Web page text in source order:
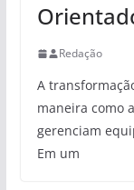
Redação
A
maneira como
gerenciam
Em um